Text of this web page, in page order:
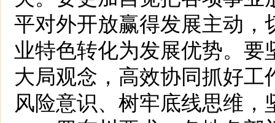
平对外开放赢得发展主动
业特色转化为发展优势。要
大局观念，高效协同抓好
风险意识、树牢底线思维